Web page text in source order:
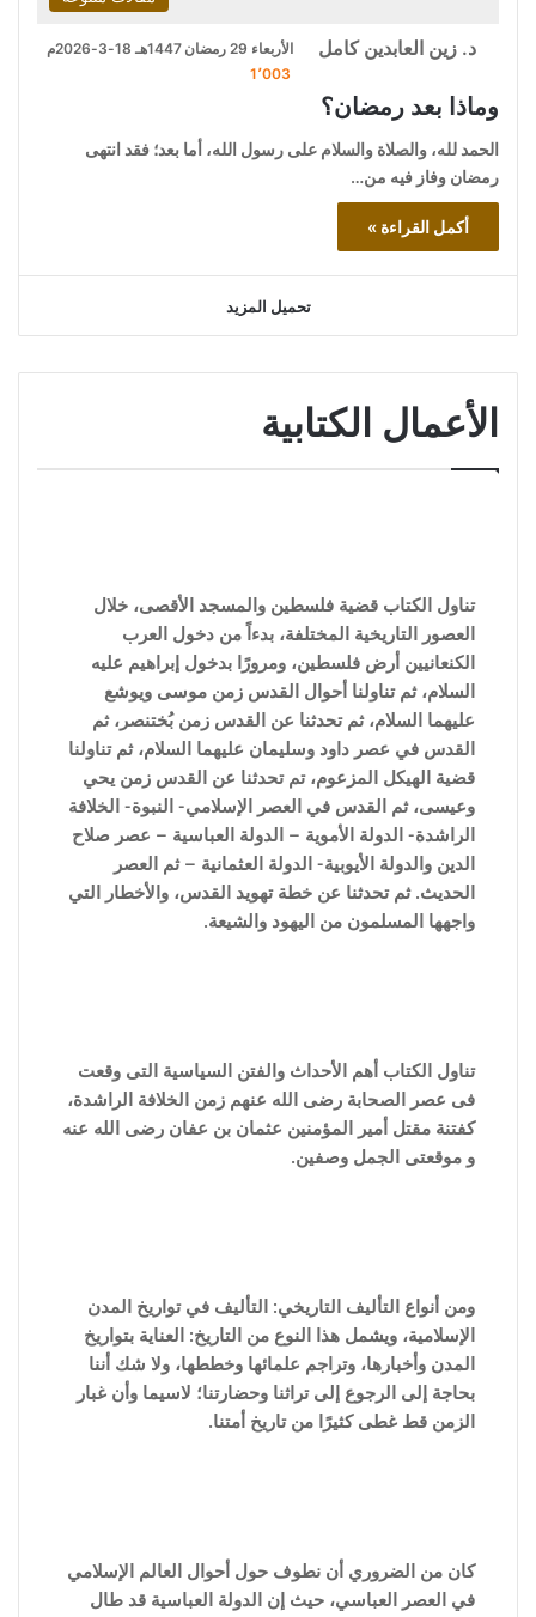
د. زين العابدين كامل
الأربعاء 29 رمضان 1447هـ 18-3-2026م
1٬003
وماذا بعد رمضان؟
الحمد لله، والصلاة والسلام على رسول الله، أما بعد؛ فقد انتهى
رمضان وفاز فيه من…
أكمل القراءة »
تحميل المزيد
الأعمال الكتابية
تناول الكتاب قضية فلسطين والمسجد الأقصى، خلال
العصور التاريخية المختلفة، بدءاً من دخول العرب
الكنعانيين أرض فلسطين، ومرورًا بدخول إبراهيم عليه
السلام، ثم تناولنا أحوال القدس زمن موسى ويوشع
عليهما السلام، ثم تحدثنا عن القدس زمن بُختنصر، ثم
القدس في عصر داود وسليمان عليهما السلام، ثم تناولنا
قضية الهيكل المزعوم، تم تحدثنا عن القدس زمن يحي
وعيسى، ثم القدس في العصر الإسلامي- النبوة- الخلافة
الراشدة- الدولة الأموية – الدولة العباسية – عصر صلاح
الدين والدولة الأيوبية- الدولة العثمانية – ثم العصر
الحديث. ثم تحدثنا عن خطة تهويد القدس، والأخطار التي
واجهها المسلمون من اليهود والشيعة.
تناول الكتاب أهم الأحداث والفتن ا لسياسية التى وقعت
فى عصر الصحابة رضى الله عنهم زمن الخلافة الراشدة،
كفتنة مقتل أمير المؤمنين عثمان بن عفان رضى الله عنه
و موقعتى الجمل وصفين.
ومن أنواع التأليف التاريخي: التأليف في تواريخ المدن
الإسلامية، ويشمل هذا النوع من التاريخ: العناية بتواريخ
المدن وأخبارها، وتراجم علمائها وخططها، ولا شك أننا
بحاجة إلى الرجوع إلى تراثنا وحضارتنا؛ لاسيما وأن غبار
الزمن قط غطى كثيرًا من تاريخ أمتنا.
كان من الضروري أن نطوف حول أحوال العالم الإسلامي
في العصر العباسي، حيث إن الدولة العباسية قد طال